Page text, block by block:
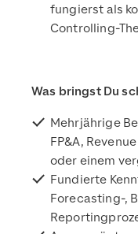
fungierst als
Controlling-
Was bringst Du
Mehrjährige
FP&A,
oder einem
Fundierte
Forecasting-,